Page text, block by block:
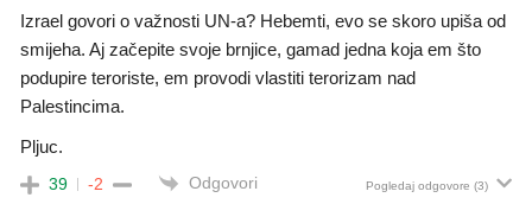
Izrael govori o važnosti UN-a? Hebemti, evo se skoro upiša od
smijeha. Aj začepite svoje brnjice, gamad jedna koja em što
podupire teroriste, em provodi vlastiti terorizam nad
Palestincima.
Pljuc.
39 -2 Odgovori Pogledaj odgovore (3)